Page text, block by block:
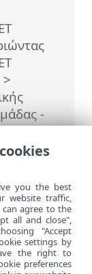
>
-
- ένας
you the best
website traffic,
can agree to the
all and close",
"Accept
settings by
the right to
preferences